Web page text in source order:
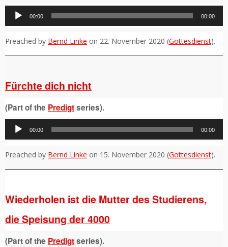
Audio-
Player
00:00 00:00
Preached by Bernd Linke on 22. November 2020 (Gottesdienst).
Fürchte dich nicht
(Part of the Predigtseries).
Audio-
Player
00:00 00:00
Preached by Bernd Linke on 15. November 2020 (Gottesdienst).
Wiederholen ist die Mutter des Studierens,
die Speisung der 4000
(Part of the Predigtseries).